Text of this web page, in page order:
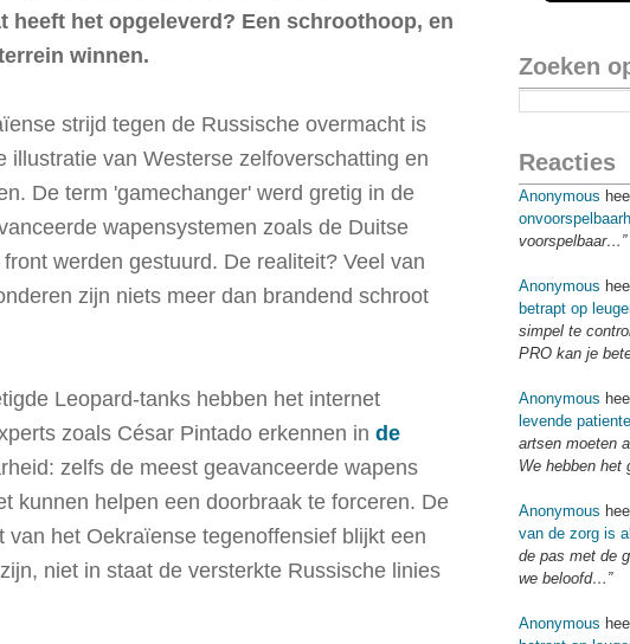
heeft het opgeleverd? Een schroothoop, en
winnen.
strijd tegen de Russische overmacht is
illustratie van Westerse zelfoverschatting en
De term 'gamechanger' werd gretig in de
wapensystemen zoals de Duitse
werden gestuurd. De realiteit? Veel van
zijn niets meer dan brandend schroot
Leopard-tanks hebben het internet
zoals César Pintado erkennen in de
zelfs de meest geavanceerde wapens
kunnen helpen een doorbraak te forceren. De
van het Oekraïense tegenoffensief blijkt een
niet in staat de versterkte Russische linies
Zoeken
Reacties
Anonymous
voorspelbaar…”
Anonymous
betrapt op
simpel te
PRO kan je
Anonymous
levende
artsen moeten
We hebben het
Anonymous
van de zorg is al
de pas met de
we beloofd…”
Anonymous